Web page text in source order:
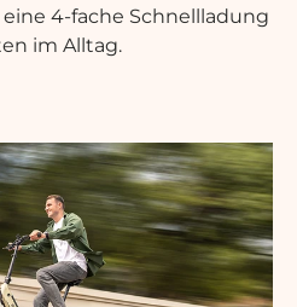
4-fache Schnellladung
im Alltag.